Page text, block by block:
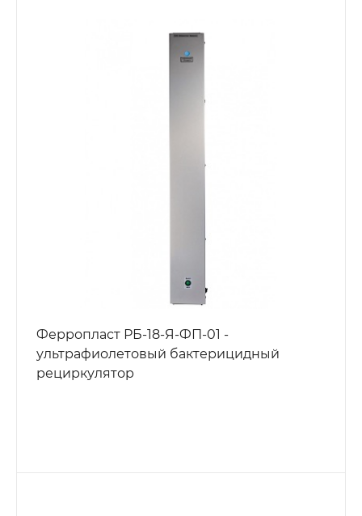
Ферропласт РБ-18-Я-ФП-01 -
ультрафиолетовый бактерицидный
рециркулятор